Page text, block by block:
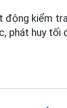
động kiểm
phát huy tối